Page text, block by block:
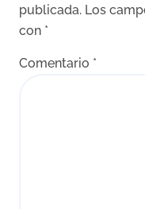
publicada. Los
con *
Comentario *